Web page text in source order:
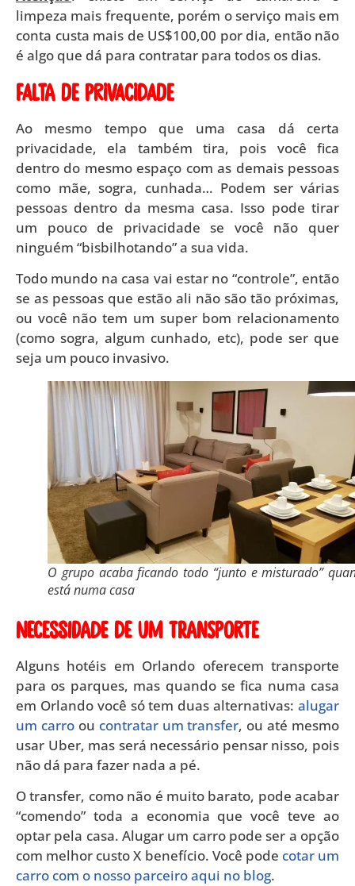
limpeza mais frequente, porém o serviço mais em
conta custa mais de US$100,00 por dia, então não
é algo que dá para contratar para todos os dias.
Falta de privacidade
Ao mesmo tempo que uma casa dá certa
privacidade, ela também tira, pois você fica
dentro do mesmo espaço com as demais pessoas
como mãe, sogra, cunhada… Podem ser várias
pessoas dentro da mesma casa. Isso pode tirar
um pouco de privacidade se você não quer
ninguém “bisbilhotando” a sua vida.
Todo mundo na casa vai estar no “controle”, então
se as pessoas que estão ali não são tão próximas,
ou você não tem um super bom relacionamento
(como sogra, algum cunhado, etc), pode ser que
seja um pouco invasivo.
O grupo acaba ficando todo “junto e misturado”
está numa casa
Necessidade de um transporte
Alguns hotéis em Orlando oferecem transporte
para os parques, mas quando se fica numa casa
em Orlando você só tem duas alternativas: alugar
um carroou contratar um transfer, ou até mesmo
usar Uber, mas será necessário pensar nisso, pois
não dá para fazer nada a pé.
O transfer, como não é muito barato, pode acabar
“comendo” toda a economia que você teve ao
optar pela casa. Alugar um carro pode ser a opção
com melhor custo X benefício. Você pode cotar um
carro com o nosso parceiro aqui no blog.